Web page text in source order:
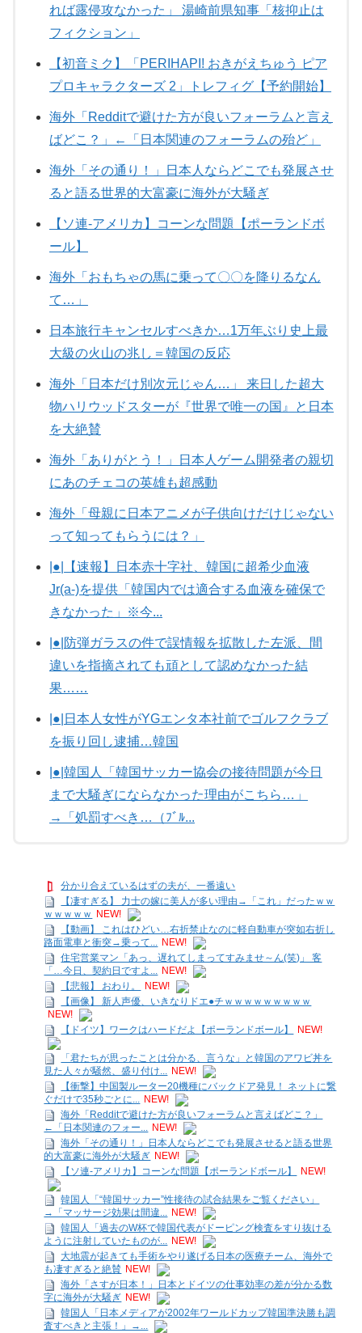
れば露侵攻なかった」 湯崎前県知事「核抑止は
フィクション」
【初音ミク】「PERIHAPI! おきがえちゅう ピア
プロキャラクターズ 2」トレフィグ【予約開始】
海外「Redditで避けた方が良いフォーラムと言え
ばどこ？」←「日本関連のフォーラムの殆ど」
海外「その通り！」日本人ならどこでも発展させ
ると語る世界的大富豪に海外が大騒ぎ
【ソ連-アメリカ】コーンな問題【ポーランドボ
ール】
海外「おもちゃの馬に乗って〇〇を降りるなん
て…」
日本旅行キャンセルすべきか…1万年ぶり史上最
大級の火山の兆し＝韓国の反応
海外「日本だけ別次元じゃん…」 来日した超大
物ハリウッドスターが『世界で唯一の国』と日本
を大絶賛
海外「ありがとう！」日本人ゲーム開発者の親切
にあのチェコの英雄も超感動
海外「母親に日本アニメが子供向けだけじゃない
って知ってもらうには？」
|●|【速報】日本赤十字社、韓国に超希少血液
Jr(a-)を提供「韓国内では適合する血液を確保で
きなかった」※今...
|●|防弾ガラスの件で誤情報を拡散した左派、間
違いを指摘されても頑として認めなかった結
果……
|●|日本人女性がYGエンタ本社前でゴルフクラブ
を振り回し逮捕…韓国
|●|韓国人「韓国サッカー協会の接待問題が今日
まで大騒ぎにならなかった理由がこちら…」
→「処罰すべき…（ﾌﾞﾙ...
分かり合えているはずの夫が、一番遠い
【凄すぎる】 力士の嫁に美人が多い理由→「これ」だったｗｗ
ｗｗｗｗｗ
NEW!
【動画】 これはひどい…右折禁止なのに軽自動車が突如右折し
路面電車と衝突→乗って... NEW!
住宅営業マン「あっ、遅れてしまってすみませ～ん(笑)」 客
「…今日、契約日ですよ... NEW!
【悲報】 おわり。
NEW!
【画像】 新人声優、いきなりドエ●チｗｗｗｗｗｗｗｗｗ
NEW!
【ドイツ】ワークはハードだよ【ポーランドボール】
NEW!
「君たちが思ったことは分かる、言うな」と韓国のアワビ丼を
見た人々が騒然、盛り付け... NEW!
【衝撃】中国製ルーター20機種にバックドア発見！ ネットに繋
ぐだけで35秒ごとに... NEW!
海外「Redditで避けた方が良いフォーラムと言えばどこ？」
←「日本関連のフォー... NEW!
海外「その通り！」日本人ならどこでも発展させると語る世界
的大富豪に海外が大騒ぎ NEW!
【ソ連-アメリカ】コーンな問題【ポーランドボール】
NEW!
韓国人「“韓国サッカー”性接待の試合結果をご覧ください」
→「マッサージ効果は間違... NEW!
韓国人「過去のW杯で韓国代表がドーピング検査をすり抜ける
ように注射していたものが... NEW!
大地震が起きても手術をやり遂げる日本の医療チーム、海外で
も凄すぎると絶賛 NEW!
海外「さすが日本！」日本とドイツの仕事効率の差が分かる数
字に海外が大騒ぎ NEW!
韓国人「日本メディアが2002年ワールドカップ韓国準決勝も調
査すべきと主張！」→...